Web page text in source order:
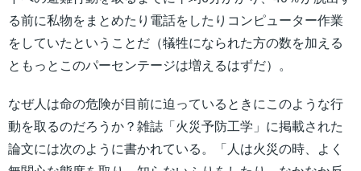
る前に私物をまとめたり電話をしたりコンピューター作業
をしていたということだ（犠牲になられた方の数を加える
ともっとこのパーセンテージは増えるはずだ）。
なぜ人は命の危険が目前に迫っているときにこのような行
動を取るのだろうか？雑誌「火災予防工学」に掲載された
論文には次のように書かれている。「人は火災の時、よく